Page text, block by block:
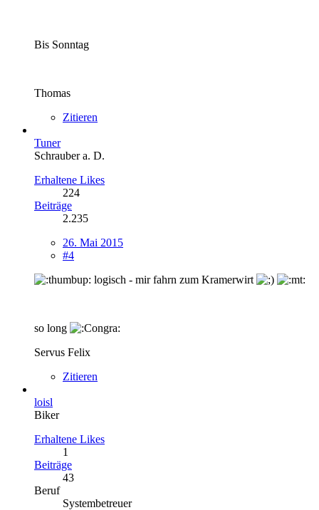
Bis Sonntag
Thomas
Zitieren
Tuner
Schrauber a. D.
Erhaltene Likes
224
Beiträge
2.235
26. Mai 2015
#4
logisch - mir fahrn zum Kramerwirt
so long
Servus Felix
Zitieren
loisl
Biker
Erhaltene Likes
1
Beiträge
43
Beruf
Systembetreuer